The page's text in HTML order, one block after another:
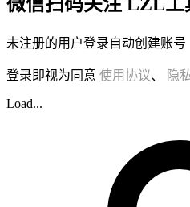
未注册的用户登录自动创建账号
登录即视为同意 使用协议、 隐
Load...